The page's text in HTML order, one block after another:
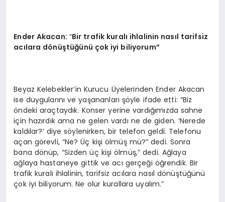
Ender Akacan: “Bir trafik kuralı ihlalinin nasıl tarifsiz
acılara dönüştüğünü çok iyi biliyorum”
Beyaz Kelebekler’in Kurucu Üyelerinden Ender Akacan
ise duygularını ve yaşananları şöyle ifade etti: “Biz
öndeki araçtaydık. Konser yerine vardığımızda sahne
için hazırdık ama ne gelen vardı ne de giden. ‘Nerede
kaldılar?’ diye söylenirken, bir telefon geldi. Telefonu
açan görevli, “Ne? Üç kişi ölmüş mü?” dedi. Sonra
bana dönüp, “Sizden üç kişi ölmüş,” dedi. Ağlaya
ağlaya hastaneye gittik ve acı gerçeği öğrendik. Bir
trafik kuralı ihlalinin, tarifsiz acılara nasıl dönüştüğünü
çok iyi biliyorum. Ne olur kurallara uyalım.”